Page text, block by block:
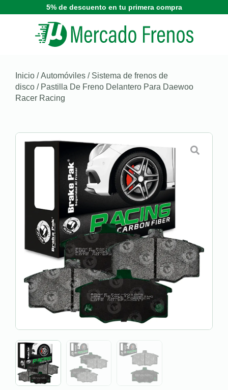
5% de descuento en tu primera compra
Inicio /Automóviles / Sistema de frenos de
disco / Pastilla De Freno Delantero Para Daewoo
Racer Racing